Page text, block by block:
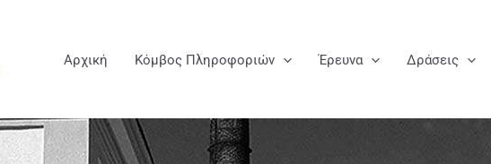
Αρχική Κόμβος Πληροφοριών Έρευνα Δράσεις